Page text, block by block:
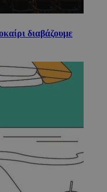
διαβάζουμε